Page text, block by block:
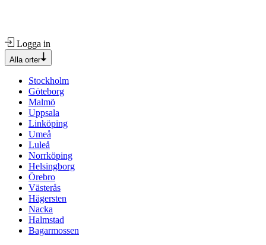
Logga in
Alla orter
Stockholm
Göteborg
Malmö
Uppsala
Linköping
Umeå
Luleå
Norrköping
Helsingborg
Örebro
Västerås
Hägersten
Nacka
Halmstad
Bagarmossen